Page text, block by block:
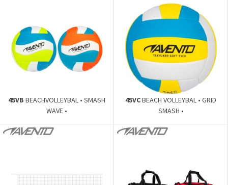
45VB BEACHVOLLEYBAL • SMASH
WAVE •
45VCBEACH VOLLEYBAL • GRID
SMASH •